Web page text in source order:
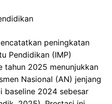
peningkatan
Pendidikan (IMP)
tahun 2025 menunjukkan
Nasional (AN) jenjang
baseline 2024 sebesar